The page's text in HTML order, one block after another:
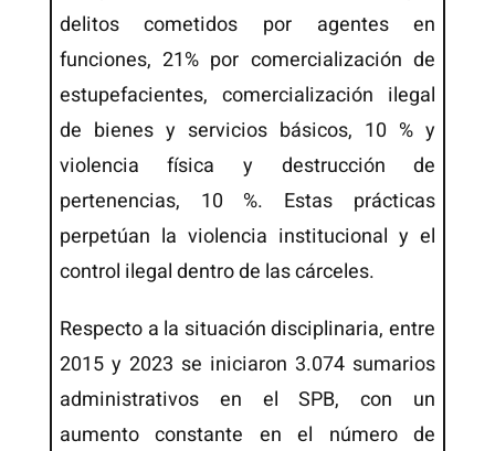
delitos cometidos por agentes en
funciones, 21% por comercialización de
estupefacientes, comercialización ilegal
de bienes y servicios básicos, 10 % y
violencia física y destrucción de
pertenencias, 10 %. Estas prácticas
perpetúan la violencia institucional y el
control ilegal dentro de las cárceles.
Respecto a la situación disciplinaria, entre
2015 y 2023 se iniciaron 3.074 sumarios
administrativos en el SPB, con un
aumento constante en el número de